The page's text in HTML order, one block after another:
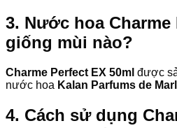
3. Nước hoa Charme
giống mùi nào?
Charme Perfect EX 50ml được
nước hoa Kalan Parfums de
4. Cách sử dụng